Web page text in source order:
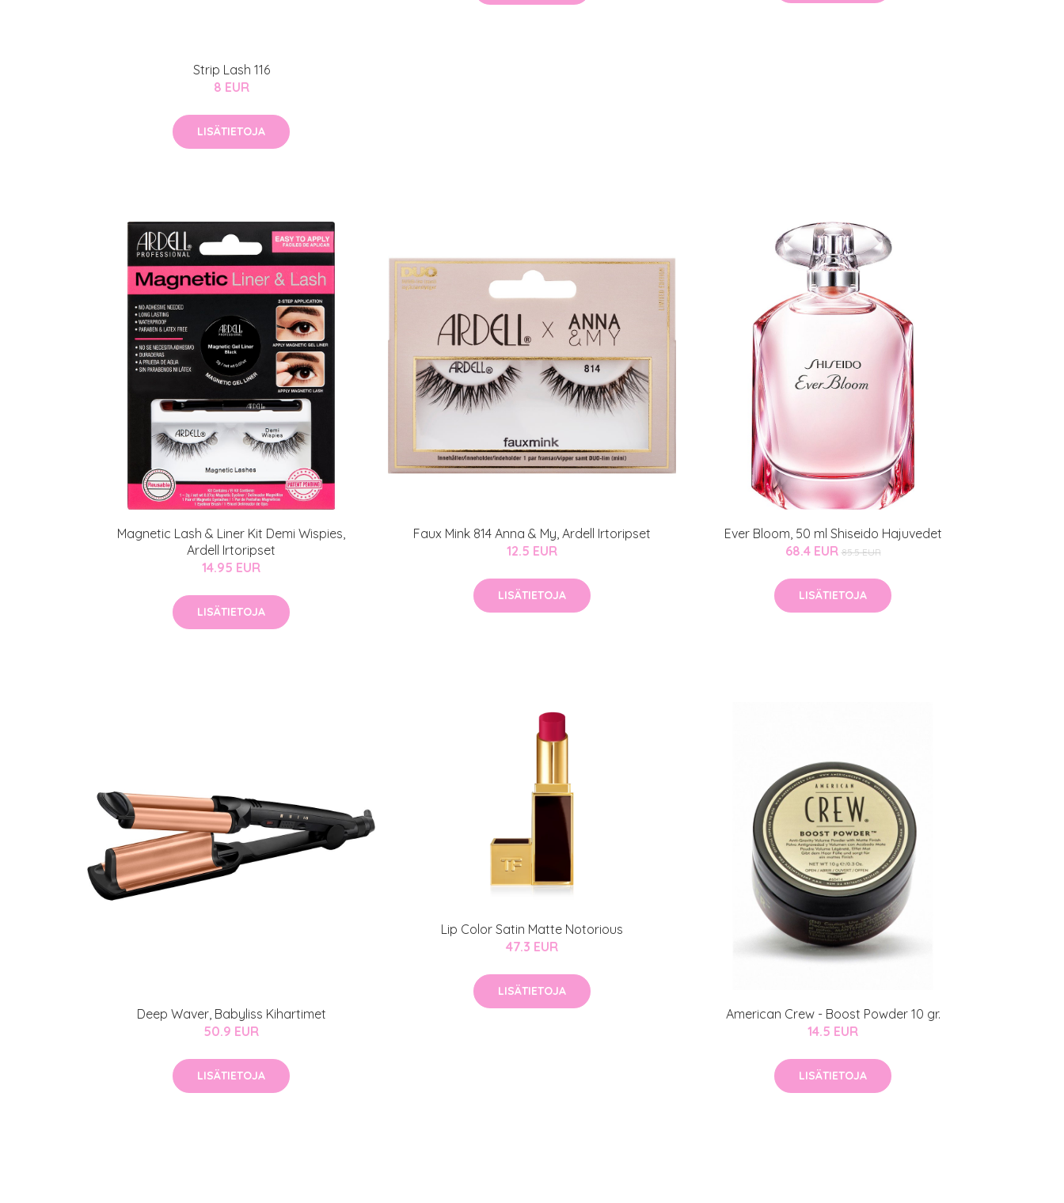
Strip Lash 116
8 EUR
LISÄTIETOJA
Magnetic Lash & Liner Kit Demi Wispies,
Ardell Irtoripset
14.95 EUR
LISÄTIETOJA
Faux Mink 814 Anna & My, Ardell Irtoripset
12.5 EUR
LISÄTIETOJA
Ever Bloom, 50 ml Shiseido Hajuvedet
68.4 EUR 85.5 EUR
LISÄTIETOJA
Deep Waver, Babyliss Kihartimet
50.9 EUR
LISÄTIETOJA
Lip Color Satin Matte Notorious
47.3 EUR
LISÄTIETOJA
American Crew - Boost Powder 10 gr.
14.5 EUR
LISÄTIETOJA